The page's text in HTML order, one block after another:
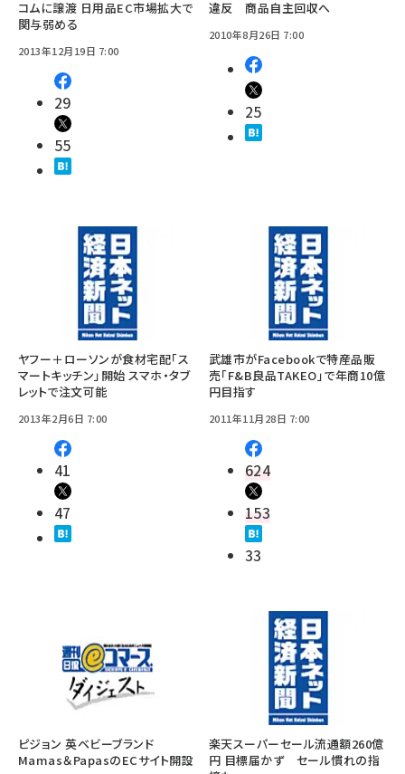
コムに譲渡 日用品EC市場拡大で
関与弱める
2013年12月19日 7:00
29
55
違反 商品自主回収へ
2010年8月26日 7:00
25
ヤフー＋ローソンが食材宅配「ス
マートキッチン」開始 スマホ・タブ
レットで注文可能
2013年2月6日 7:00
41
47
武雄市がFacebookで特産品販
売「F&B良品TAKEO」で年商10億
円目指す
2011年11月28日 7:00
624
153
33
ピジョン 英ベビーブランド
Mamas＆PapasのECサイト開設
楽天スーパーセール流通額260億
円 目標届かず セール慣れの指